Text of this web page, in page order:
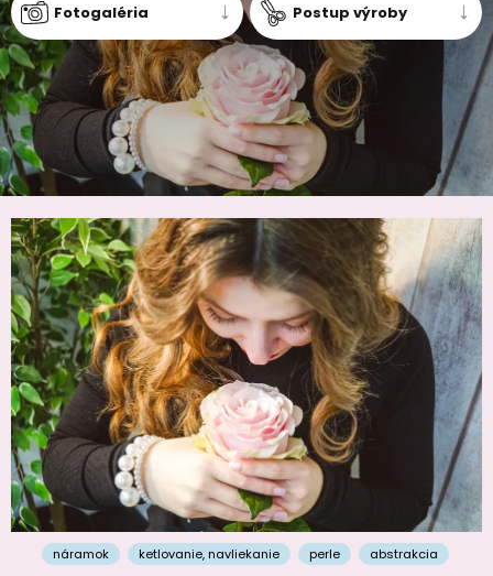
Fotogaléria Postup výroby
náramok ketlovanie, navliekanie perle abstrakcia